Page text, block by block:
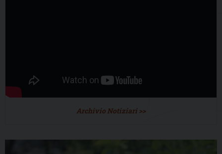
Archivio Notiziari >>